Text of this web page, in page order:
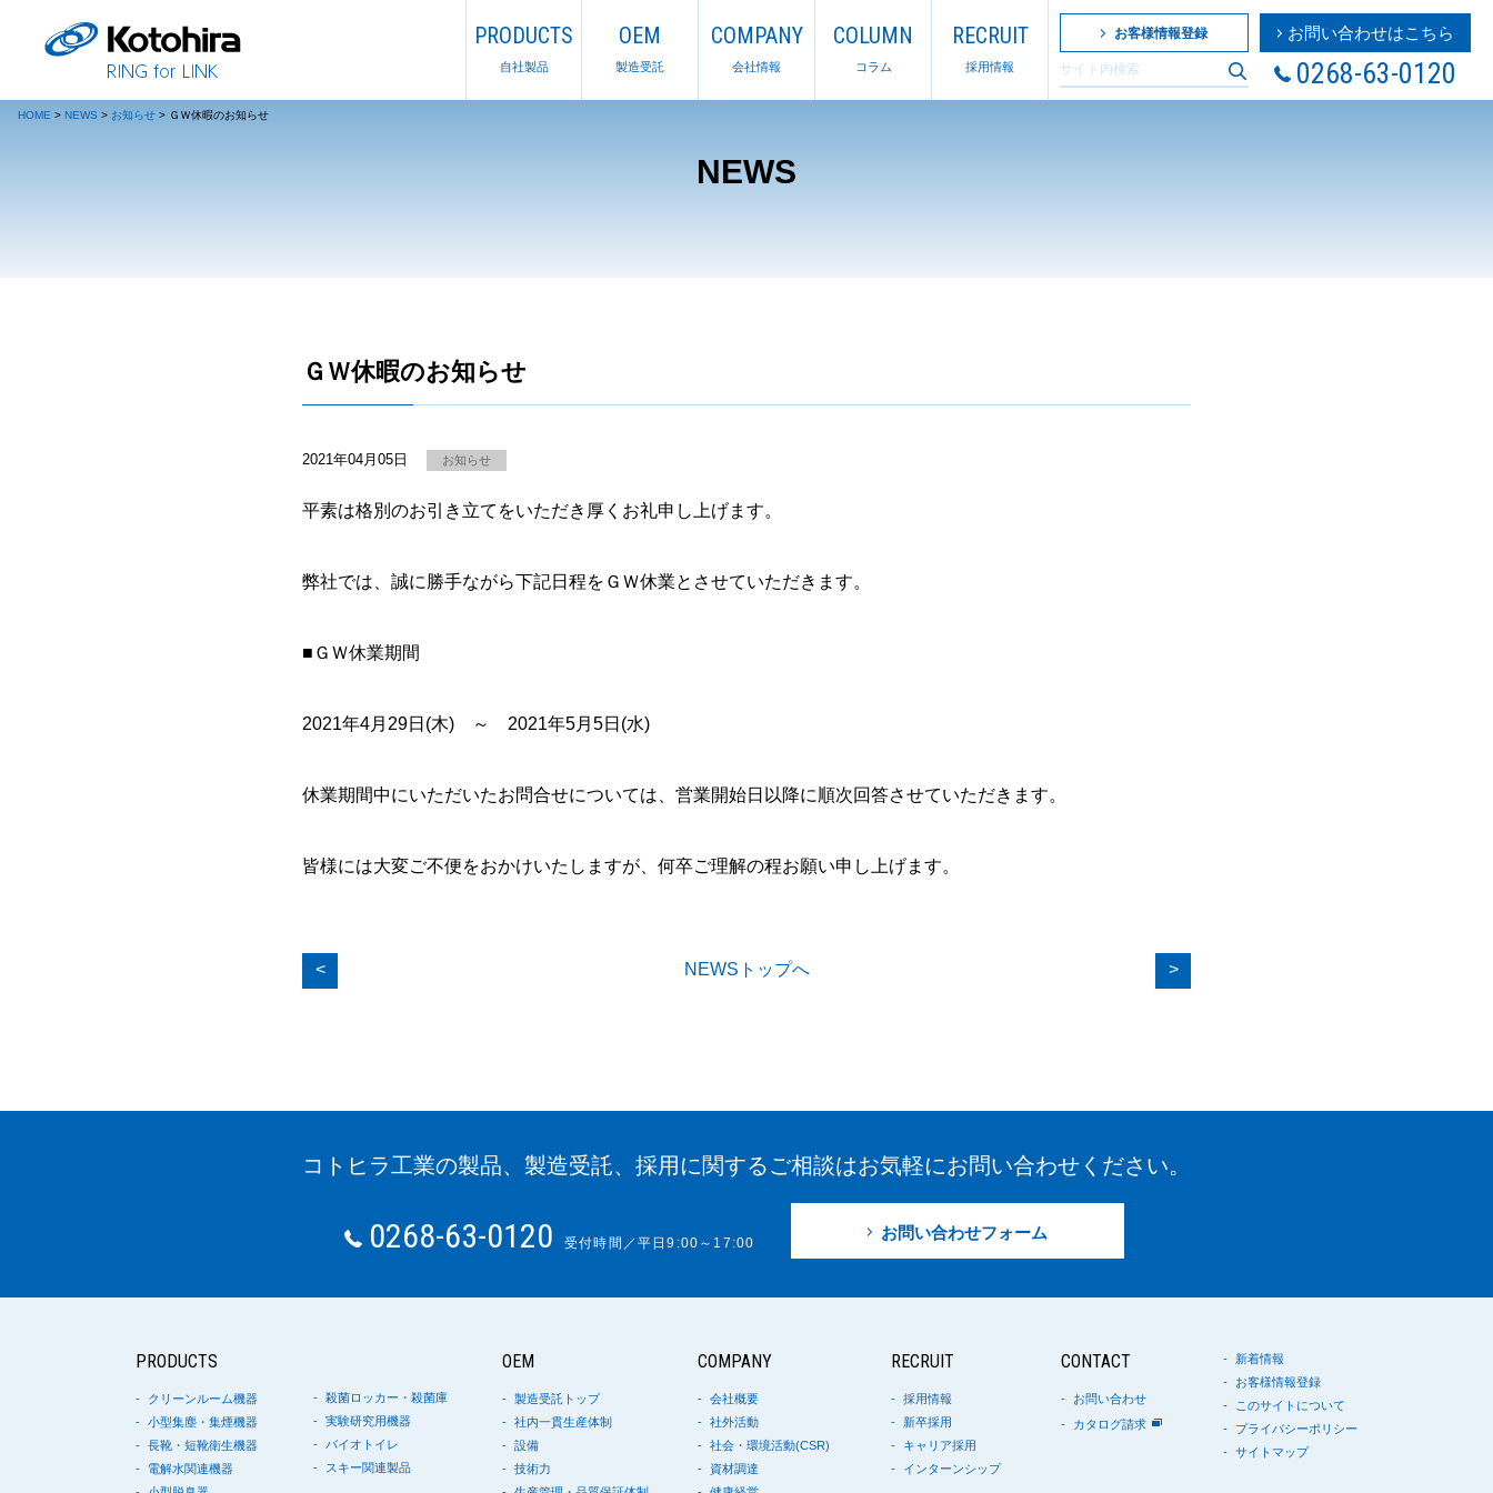
PRODUCTS
自社製品
OEM
製造受託
COMPANY
会社情報
COLUMN
コラム
RECRUIT
採用情報
お客様情報登録 お問い合わせはこちら
0268-63-0120
HOME > NEWS > お知らせ > ＧＷ休暇のお知らせ
NEWS
ＧＷ休暇のお知らせ
2021年04月05日 お知らせ
平素は格別のお引き立てをいただき厚くお礼申し上げます。
弊社では、誠に勝手ながら下記日程をＧＷ休業とさせていただきます。
■ＧＷ休業期間
2021年4月29日(木) ～ 2021年5月5日(水)
休業期間中にいただいたお問合せについては、営業開始日以降に順次回答させていただきます。
皆様には大変ご不便をおかけいたしますが、何卒ご理解の程お願い申し上げます。
< >
NEWSトップへ
コトヒラ工業の製品、製造受託、 採用に関するご相談はお気軽にお問い合わせください。
0268-63-0120 受付時間／平日9:00～17:00
お問い合わせフォーム
PRODUCTS
クリーンルーム機器
小型集塵・集煙機器
長靴・短靴衛生機器
電解水関連機器
殺菌ロッカー・殺菌庫
実験研究用機器
バイオトイレ
スキー関連製品
OEM
製造受託トップ
社内一貫生産体制
設備
技術力
COMPANY
会社概要
社外活動
社会・環境活動(CSR)
資材調達
RECRUIT
採用情報
新卒採用
キャリア採用
インターンシップ
CONTACT
お問い合わせ
カタログ請求
新着情報
お客様情報登録
このサイトについて
プライバシーポリシー
サイトマップ